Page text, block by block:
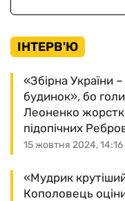
ІНТЕРВ'Ю
15 жовтня 2024, 14:16
«Збірна України
будинок», бо
Леоненко
підопічних
«Мудрик
Кополовець